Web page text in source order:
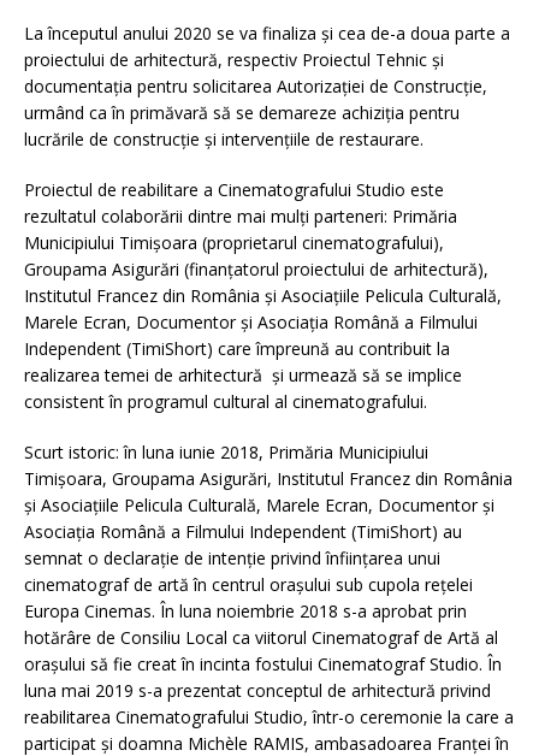
La începutul anului 2020 se va finaliza și cea de-a doua parte a
proiectului de arhitectură, respectiv Proiectul Tehnic și
documentația pentru solicitarea Autorizației de Construcție,
urmând ca în primăvară să se demareze achiziția pentru
lucrările de construcție și intervențiile de restaurare.
Proiectul de reabilitare a Cinematografului Studio este
rezultatul colaborării dintre mai mulți parteneri: Primăria
Municipiului Timișoara (proprietarul cinematografului),
Groupama Asigurări (finanțatorul proiectului de arhitectură),
Institutul Francez din România și Asociațiile Pelicula Culturală,
Marele Ecran, Documentor și Asociația Română a Filmului
Independent (TimiShort) care împreună au contribuit la
realizarea temei de arhitectură și urmează să se implice
consistent în programul cultural al cinematografului.
Scurt istoric: în luna iunie 2018, Primăria Municipiului
Timișoara, Groupama Asigurări, Institutul Francez din România
și Asociațiile Pelicula Culturală, Marele Ecran, Documentor și
Asociația Română a Filmului Independent (TimiShort) au
semnat o declarație de intenție privind înființarea unui
cinematograf de artă în centrul orașului sub cupola rețelei
Europa Cinemas. În luna noiembrie 2018 s-a aprobat prin
hotărâre de Consiliu Local ca viitorul Cinematograf de Artă al
orașului să fie creat în incinta fostului Cinematograf Studio. În
luna mai 2019 s-a prezentat conceptul de arhitectură privind
reabilitarea Cinematografului Studio, într-o ceremonie la care a
participat și doamna Michèle RAMIS, ambasadoarea Franței în